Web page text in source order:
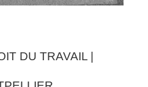
DU TRAVAIL |